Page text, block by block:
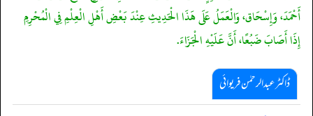
أَحْمَدَ، وَإِسْحَاق، وَالْعَمَلُ عَلَى هَذَا الْحَدِيثِ عِنْدَ بَعْضِ أَهْلِ الْعِلْمِ فِي الْمُحْرِمِ
إِذَا أَصَابَ ضَبُعًا، أَنَّ عَلَيْهِ الْجَزَاءَ.
ڈاکٹر عبدالرحمٰن فریوائی